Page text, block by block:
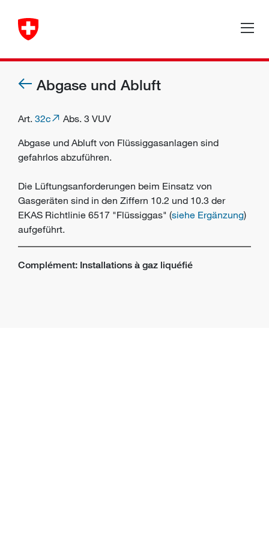
Abgase und Abluft
Art. 32c
Abs. 3 VUV
Abgase und Abluft von Flüssiggasanlagen sind
gefahrlos abzuführen.
Die Lüftungsanforderungen beim Einsatz von
Gasgeräten sind in den Ziffern 10.2 und 10.3 der
EKAS Richtlinie 6517 "Flüssiggas" (siehe Ergänzung)
aufgeführt.
Complément: Installations à gaz liquéfié